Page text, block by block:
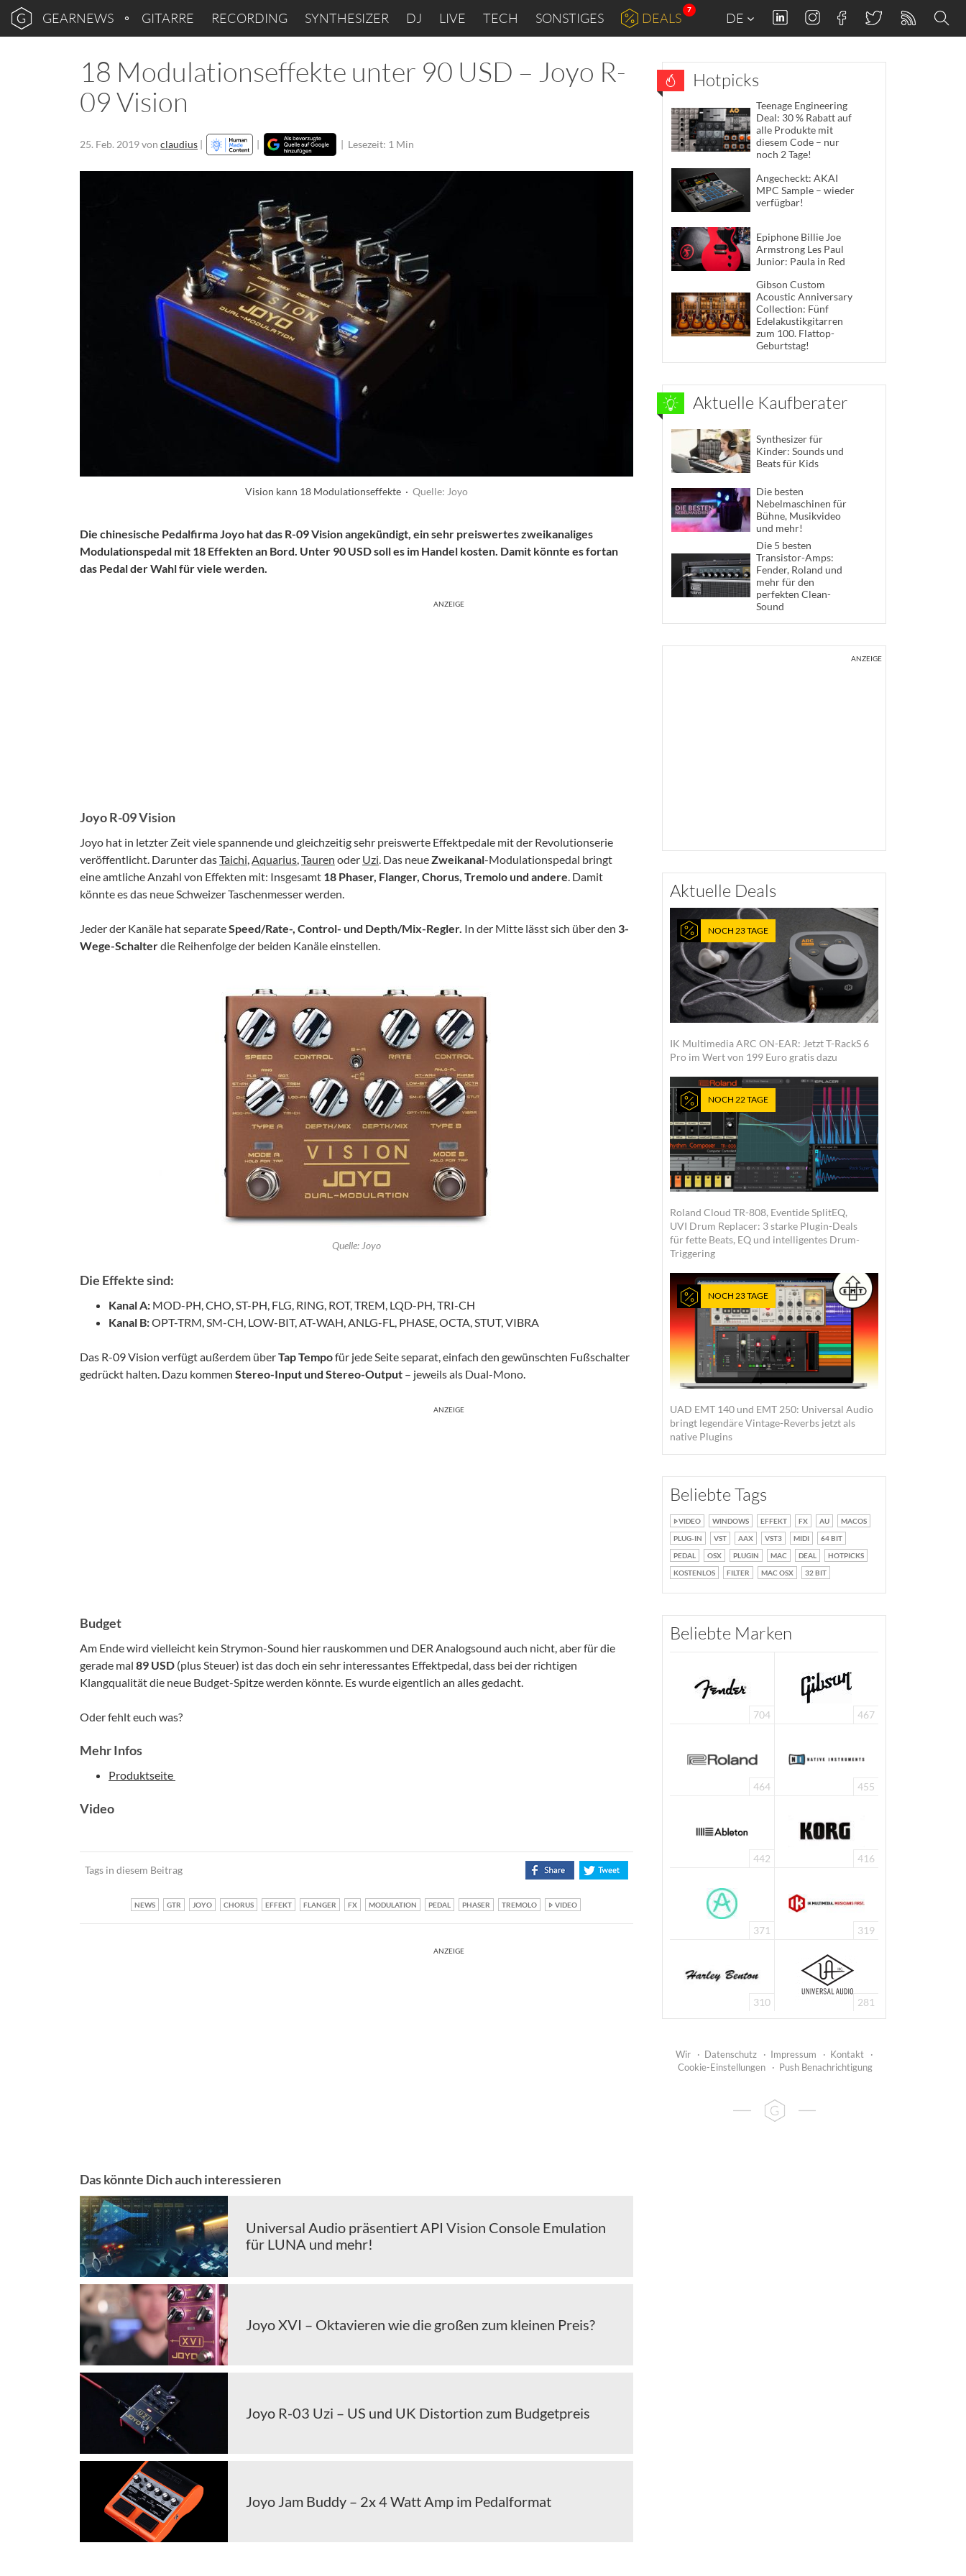
GEARNEWS GITARRE RECORDING SYNTHESIZER DJ LIVE TECH SONSTIGES DEALS
7
DE
18 Modulationseffekte unter 90 USD – Joyo R-
09 Vision
25. Feb. 2019von claudius | | | Lesezeit: 1 Min
Vision kann 18 Modulationseffekte · Quelle: Joyo
Die chinesische Pedalfirma Joyo hat das R-09 Vision angekündigt, ein sehr preiswertes zweikanaliges
Modulationspedal mit 18 Effekten an Bord. Unter 90 USD soll es im Handel kosten. Damit könnte es fortan
das Pedal der Wahl für viele werden.
ANZEIGE
Joyo R-09 Vision
Joyo hat in letzter Zeit viele spannende und gleichzeitig sehr preiswerte Effektpedale mit der Revolutionserie
veröffentlicht. Darunter dasTaichi,Aquarius,Tauren oder Uzi. Das neueZweikanal-Modulationspedal bringt
eine amtliche Anzahl von Effekten mit: Insgesamt 18 Phaser, Flanger, Chorus, Tremolo und andere. Damit
könnte es das neue Schweizer Taschenmesser werden.
Jeder der Kanäle hat separateSpeed/Rate-, Control- und Depth/Mix-Regler. In der Mitte lässt sich über den 3-
Wege-Schalterdie Reihenfolge der beiden Kanäle einstellen.
Quelle: Joyo
Die Effekte sind:
Kanal A: MOD-PH, CHO, ST-PH, FLG, RING, ROT, TREM, LQD-PH, TRI-CH
Kanal B:OPT-TRM, SM-CH, LOW-BIT, AT-WAH, ANLG-FL, PHASE, OCTA, STUT, VIBRA
Das R-09 Vision verfügt außerdem überTap Tempofür jede Seite separat, einfach den gewünschten Fußschalter
gedrückt halten. Dazu kommen Stereo-Input und Stereo-Output – jeweils als Dual-Mono.
ANZEIGE
Budget
Am Ende wird vielleicht kein Strymon-Sound hier rauskommen und DER Analogsound auch nicht, aber für die
gerade mal 89 USD (plus Steuer) ist das doch ein sehr interessantes Effektpedal, dass bei der richtigen
Klangqualität die neue Budget-Spitze werden könnte. Es wurde eigentlich an alles gedacht.
Oder fehlt euch was?
Mehr Infos
Produktseite
Video
Tags in diesem Beitrag
NEWS GTR JOYO CHORUS EFFEKT FLANGER FX MODULATION PEDAL PHASER TREMOLO VIDEO
ANZEIGE
Das könnte Dich auch interessieren
Universal Audio präsentiert API Vision Console Emulation
für LUNA und mehr!
Joyo XVI – Oktavieren wie die großen zum kleinen Preis?
Joyo R-03 Uzi – US und UK Distortion zum Budgetpreis
Joyo Jam Buddy – 2x 4 Watt Amp im Pedalformat
Hotpicks
Teenage Engineering
Deal: 30 % Rabatt auf
alle Produkte mit
diesem Code – nur
noch 2 Tage!
Angecheckt: AKAI
MPC Sample – wieder
verfügbar!
Epiphone Billie Joe
Armstrong Les Paul
Junior: Paula in Red
Gibson Custom
Acoustic Anniversary
Collection: Fünf
Edelakustikgitarren
zum 100. Flattop-
Geburtstag!
Aktuelle Kaufberater
Synthesizer für
Kinder: Sounds und
Beats für Kids
Die besten
Nebelmaschinen für
Bühne, Musikvideo
und mehr!
Die 5 besten
Transistor-Amps:
Fender, Roland und
mehr für den
perfekten Clean-
Sound
ANZEIGE
Aktuelle Deals
NOCH 23 TAGE
IK Multimedia ARC ON-EAR: Jetzt T-RackS 6
Pro im Wert von 199 Euro gratis dazu
NOCH 22 TAGE
Roland Cloud TR-808, Eventide SplitEQ,
UVI Drum Replacer: 3 starke Plugin-Deals
für fette Beats, EQ und intelligentes Drum-
Triggering
NOCH 23 TAGE
UAD EMT 140 und EMT 250: Universal Audio
bringt legendäre Vintage-Reverbs jetzt als
native Plugins
Beliebte Tags
VIDEO WINDOWS EFFEKT FX AU
MACOS
PLUG-IN
VST AAX VST3 MIDI
64 BIT
PEDAL
OSX PLUGIN MAC DEAL
HOTPICKS
KOSTENLOS
FILTER MAC OSX 32 BIT
Beliebte Marken
704 467
464 455
442 416
371 319
310 281
Wir · Datenschutz · Impressum · Kontakt
·
Cookie-Einstellungen
· Push Benachrichtigung